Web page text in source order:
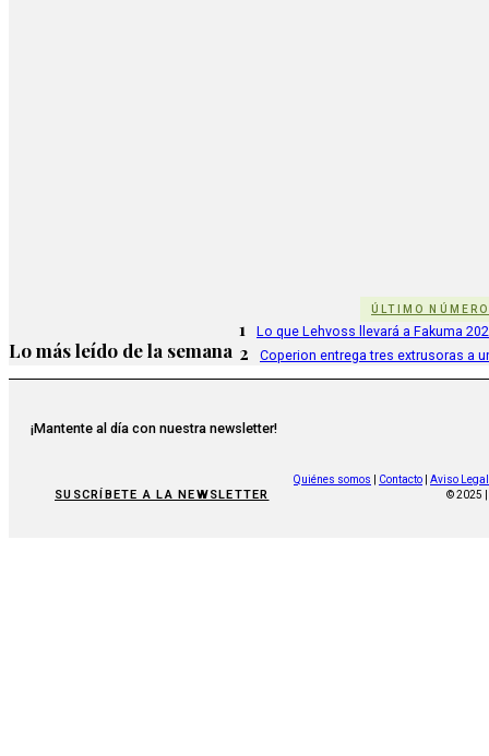
ÚLTIMO NÚMERO
Lo más leído de la semana
1 Lo que Lehvoss llevará a Fakuma
2 Coperion entrega tres extrusoras a
¡Mantente al día con nuestra newsletter!
SUSCRÍBETE A LA NEWSLETTER
Quiénes somos Contacto
Aviso Legal
© 2025